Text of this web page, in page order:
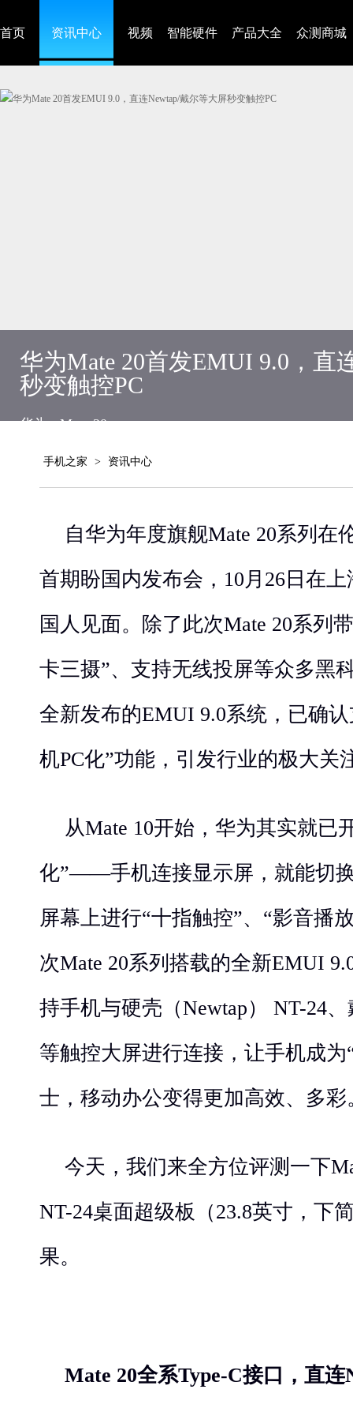
首页 资讯中心 视频 智能硬件 产品大全 众测商城
华为Mate 20首发EMUI 9.0，直
秒变触控PC
华为 Mate 20
手机之家 > 资讯中心
自华为年度旗舰Mate 20系列在
首期盼国内发布会，10月26日在
国人见面。除了此次Mate 20系列
卡三摄”、支持无线投屏等众多黑
全新发布的EMUI 9.0系统，已确
机PC化”功能，引发行业的极大关
从Mate 10开始，华为其实就已
化”——手机连接显示屏，就能切
屏幕上进行“十指触控”、“影音播
次Mate 20系列搭载的全新EMUI
持手机与硬壳（Newtap） NT-24
等触控大屏进行连接，让手机成为
士，移动办公变得更加高效、多彩
今天，我们来全方位评测一下
NT-24桌面超级板（23.8英寸，下
果。
Mate 20全系Type-C接口 ，直连